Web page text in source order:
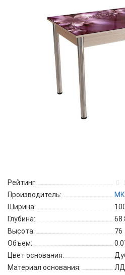
Рейтинг:
Производитель:
Ширина:
Глубина:
Высота:
76
Объем:
Цвет основания:
Материал основания: